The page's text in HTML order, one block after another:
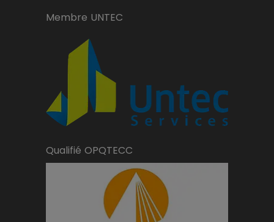
Membre UNTEC
Qualifié OPQTECC